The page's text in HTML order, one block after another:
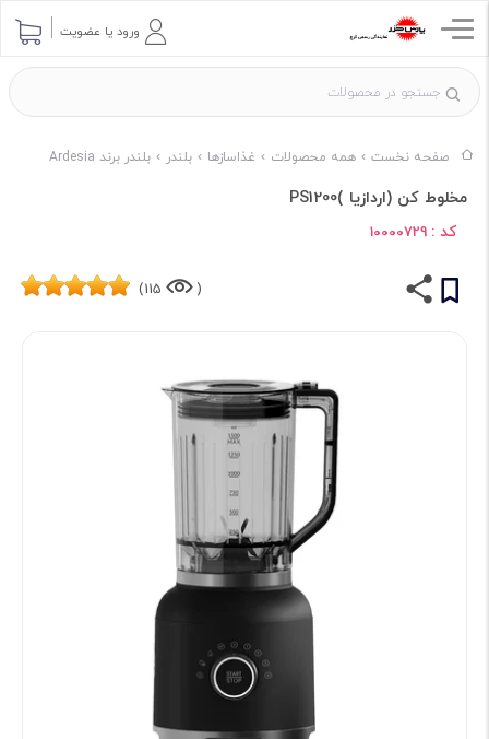
ورود یا عضویت
صفحه نخست همه محصولات غذاسازها بلندر بلندر برند Ardesia
مخلوط کن (اردازیا )PS1200
کد : 10000729
(
115)